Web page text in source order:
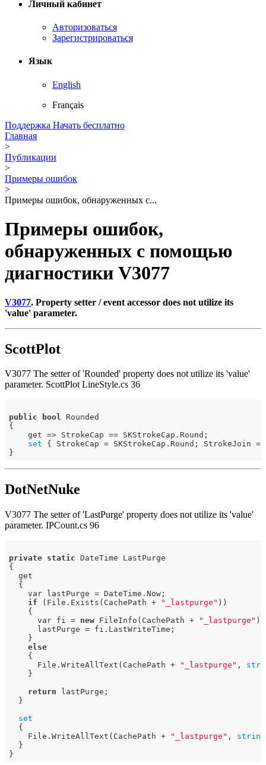
Личный кабинет
Авторизоваться
Зарегистрироваться
Язык
English
Français
Поддержка Начать бесплатно
Главная
>
Публикации
>
Примеры ошибок
>
Примеры ошибок, обнаруженных с...
Примеры ошибок,
обнаруженных с помощью
диагностики V3077
V3077. Property setter / event accessor does not utilize its
'value' parameter.
ScottPlot
V3077 The setter of 'Rounded' property does not utilize its 'value'
parameter. ScottPlot LineStyle.cs 36
public bool
Rounded
{
    get => StrokeCap == SKStrokeCap.Round;
set { StrokeCap = SKStrokeCap.Round; StrokeJoin =
DotNetNuke
V3077 The setter of 'LastPurge' property does not utilize its 'value'
parameter. IPCount.cs 96
private static DateTime LastPurge
{
  get
  {
    var lastPurge = DateTime.Now;
if (File.Exists(CachePath + "_lastpurge" ))
    {
      var fi =
new FileInfo(CachePath + "_lastpurge" );
      lastPurge = fi.LastWriteTime;
    }
else
    {
      File.WriteAllText(CachePath +
"_lastpurge" ,
    }
return lastPurge;
  }
set
  {
    File.WriteAllText(CachePath +
"_lastpurge" , string
  }